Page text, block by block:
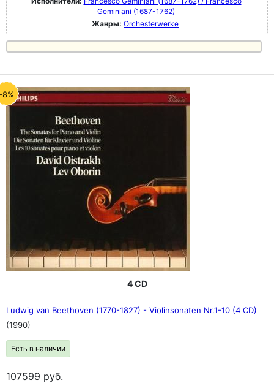
Geminiani (1687-1762)
Жанры: Orchesterwerke
8%
4 CD
Ludwig van Beethoven (1770-1827) - Violinsonaten Nr.1-10 (4 CD)
(1990)
Есть в наличии
107599руб.